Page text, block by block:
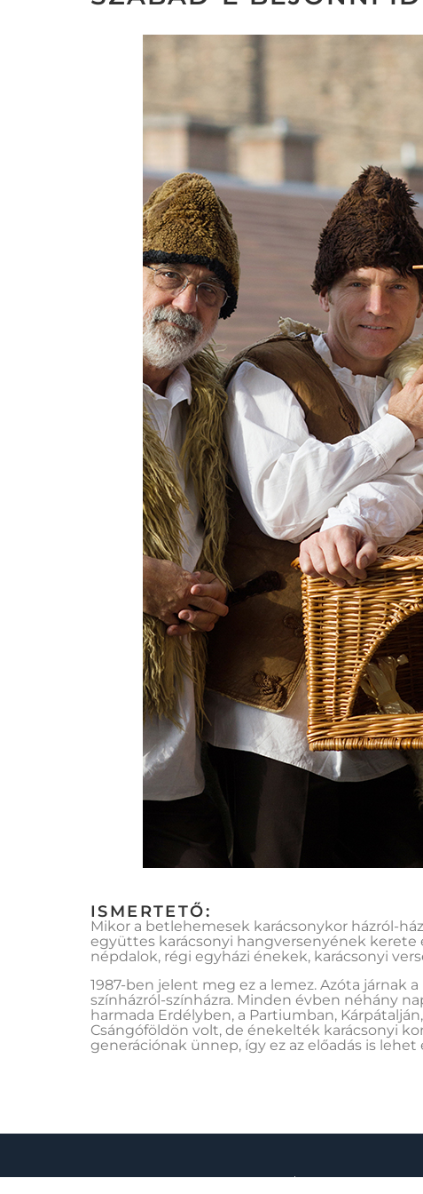
ISMERTETŐ:
Mikor a betlehemesek karácsonykor házról-
együttes karácsonyi hangversenyének kerete
népdalok, régi egyházi énekek, karácsonyi
1987-ben jelent meg ez a lemez. Azóta járnak
színházról-színházra. Minden évben néhány
harmada Erdélyben, a Partiumban,
Csángóföldön volt, de énekelték karácsonyi
generációnak ünnep, így ez az előadás is